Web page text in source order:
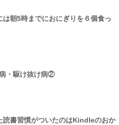
朝5時までにおにぎりを６個食っ
・駆け抜け病②
読書習慣がついたのはKindleのおか